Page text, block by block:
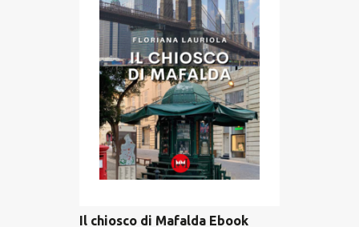
Il chiosco di Mafalda Ebook